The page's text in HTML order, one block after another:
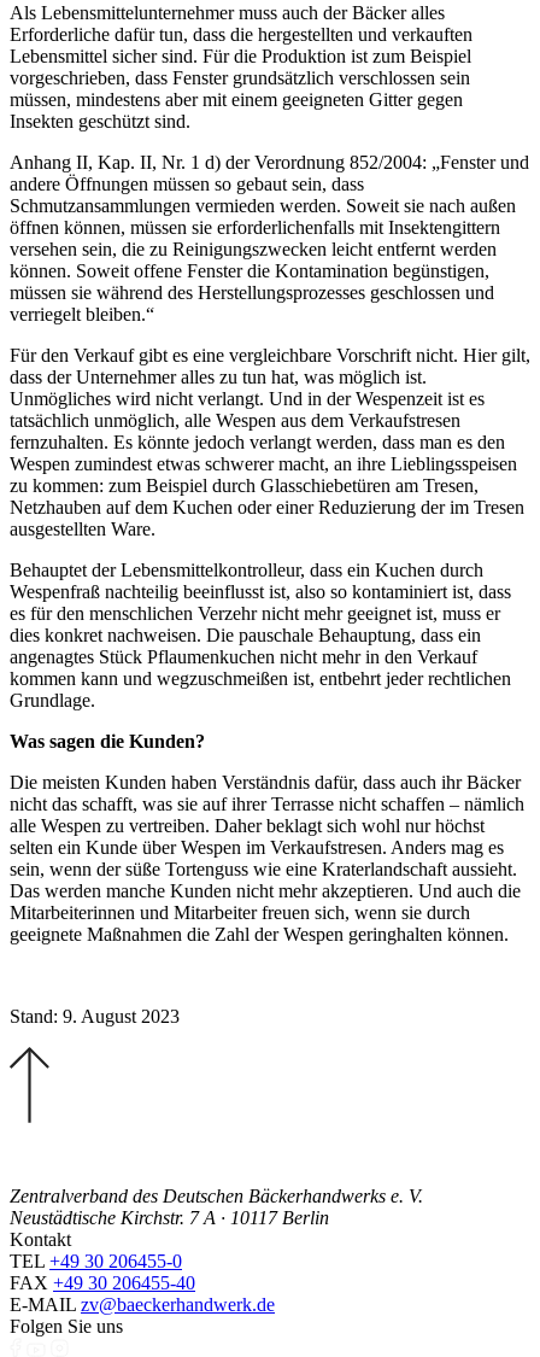
Als Lebensmittelunternehmer muss auch der Bäcker alles
Erforderliche dafür tun, dass die hergestellten und verkauften
Lebensmittel sicher sind. Für die Produktion ist zum Beispiel
vorgeschrieben, dass Fenster grundsätzlich verschlossen sein
müssen, mindestens aber mit einem geeigneten Gitter gegen
Insekten geschützt sind.
Anhang II, Kap. II, Nr. 1 d) der Verordnung 852/2004: „Fenster und
andere Öffnungen müssen so gebaut sein, dass
Schmutzansammlungen vermieden werden. Soweit sie nach außen
öffnen können, müssen sie erforderlichenfalls mit Insektengittern
versehen sein, die zu Reinigungszwecken leicht entfernt werden
können. Soweit offene Fenster die Kontamination begünstigen,
müssen sie während des Herstellungsprozesses geschlossen und
verriegelt bleiben.“
Für den Verkauf gibt es eine vergleichbare Vorschrift nicht. Hier gilt,
dass der Unternehmer alles zu tun hat, was möglich ist.
Unmögliches wird nicht verlangt. Und in der Wespenzeit ist es
tatsächlich unmöglich, alle Wespen aus dem Verkaufstresen
fernzuhalten. Es könnte jedoch verlangt werden, dass man es den
Wespen zumindest etwas schwerer macht, an ihre Lieblingsspeisen
zu kommen: zum Beispiel durch Glasschiebetüren am Tresen,
Netzhauben auf dem Kuchen oder einer Reduzierung der im Tresen
ausgestellten Ware.
Behauptet der Lebensmittelkontrolleur, dass ein Kuchen durch
Wespenfraß nachteilig beeinflusst ist, also so kontaminiert ist, dass
es für den menschlichen Verzehr nicht mehr geeignet ist, muss er
dies konkret nachweisen. Die pauschale Behauptung, dass ein
angenagtes Stück Pflaumenkuchen nicht mehr in den Verkauf
kommen kann und wegzuschmeißen ist, entbehrt jeder rechtlichen
Grundlage.
Was sagen die Kunden?
Die meisten Kunden haben Verständnis dafür, dass auch ihr Bäcker
nicht das schafft, was sie auf ihrer Terrasse nicht schaffen – nämlich
alle Wespen zu vertreiben. Daher beklagt sich wohl nur höchst
selten ein Kunde über Wespen im Verkaufstresen. Anders mag es
sein, wenn der süße Tortenguss wie eine Kraterlandschaft aussieht.
Das werden manche Kunden nicht mehr akzeptieren. Und auch die
Mitarbeiterinnen und Mitarbeiter freuen sich, wenn sie durch
geeignete Maßnahmen die Zahl der Wespen geringhalten können.
Stand: 9. August 2023
Zentralverband des Deutschen Bäckerhandwerks e. V.
Neustädtische Kirchstr. 7 A · 10117 Berlin
Kontakt
TEL +49 30 206455-0
FAX +49 30 206455-40
E-MAIL zv@baeckerhandwerk.de
Folgen Sie uns